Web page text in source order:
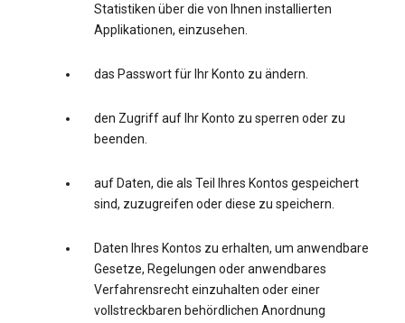
Statistiken über die von Ihnen installierten
Applikationen, einzusehen.
das Passwort für Ihr Konto zu ändern.
den Zugriff auf Ihr Konto zu sperren oder zu
beenden.
auf Daten, die als Teil Ihres Kontos gespeichert
sind, zuzugreifen oder diese zu speichern.
Daten Ihres Kontos zu erhalten, um anwendbare
Gesetze, Regelungen oder anwendbares
Verfahrensrecht einzuhalten oder einer
vollstreckbaren behördlichen Anordnung